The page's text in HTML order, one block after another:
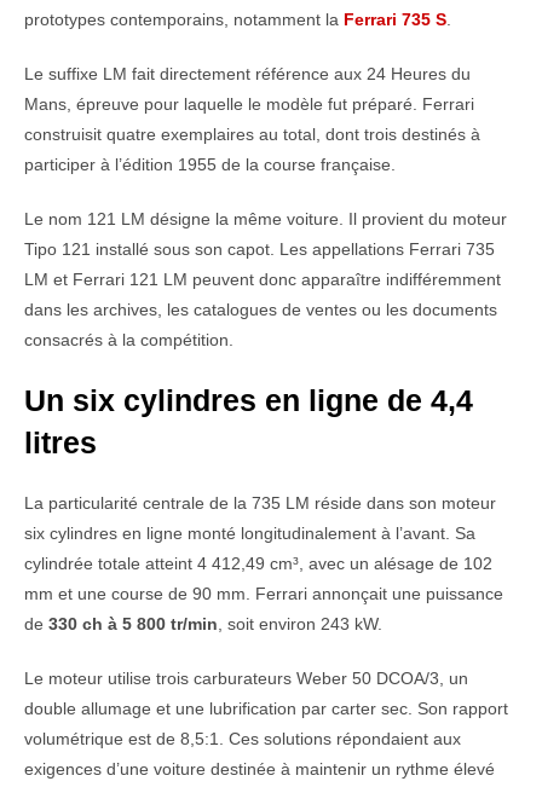
prototypes contemporains, notamment la Ferrari 735 S
Le suffixe LM fait directement référence aux 24 Heures du
Mans, épreuve pour laquelle le modèle fut préparé. Ferrari
construisit quatre exemplaires au total, dont trois destinés à
participer à l’édition 1955 de la course française.
Le nom 121 LM désigne la même voiture. Il provient du moteur
Tipo 121 installé sous son capot. Les appellations Ferrari 735
LM et Ferrari 121 LM peuvent donc apparaître indifféremment
dans les archives, les catalogues de ventes ou les documents
consacrés à la compétition.
Un six cylindres en ligne de 4,4
litres
La particularité centrale de la 735 LM réside dans son moteur
six cylindres en ligne monté longitudinalement à l’avant. Sa
cylindrée totale atteint 4 412,49 cm³, avec un alésage de 102
mm et une course de 90 mm. Ferrari annonçait une puissance
de 330 ch à 5 800 tr/min , soit environ 243 kW.
Le moteur utilise trois carburateurs Weber 50 DCOA/3, un
double allumage et une lubrification par carter sec. Son rapport
volumétrique est de 8,5:1. Ces solutions répondaient aux
exigences d’une voiture destinée à maintenir un rythme élevé